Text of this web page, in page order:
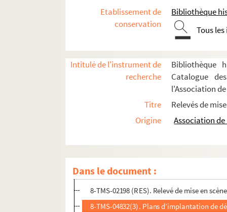
Etablissement de
conservation
Bibliothèque
Tous
Intitulé de l'instrument de
recherche
Bibliothèque
Catalogue
l'Association
Titre
Relevés de
Origine
Association
Dans le document :
8-TMS-02192-2 (RES). Relevé de mise en
8-TMS-02193 (RES). Relevé de mise en
8-TMS-02194 (RES). Relevé de mise en
8-TMS-02195-1 (RES). Relevé de mise en
8-TMS-02195-2 (RES). Relevé de mise en
8-TMS-02197-1 (RES). Relevé de mise en
8-TMS-02197-2 (RES). Photographies de
4-TMS-02728 (RES). Relevé de mise en
4-TMS-02729 (RES). Relevé de mise en
8-TMS-02198 (RES). Relevé de mise en
8-TMS-04832(3). Plans d’implantation de